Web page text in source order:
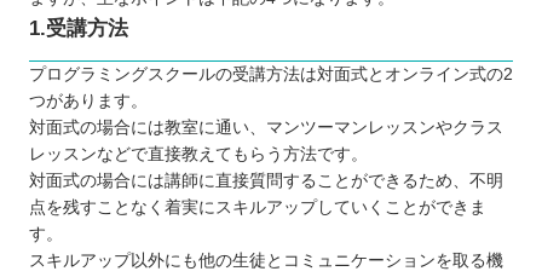
中部
近畿
中国
四国
1.受講方法
プログラミングスクールの受講方法は対面式とオンライン式の2
つがあります。
対面式の場合には教室に通い、マンツーマンレッスンやクラス
レッスンなどで直接教えてもらう方法です。
対面式の場合には講師に直接質問することができるため、不明
点を残すことなく着実にスキルアップしていくことができま
す。
スキルアップ以外にも他の生徒とコミュニケーションを取る機